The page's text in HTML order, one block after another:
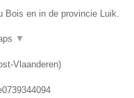
Bois en in de provincie Luik.
▼
Vlaanderen)